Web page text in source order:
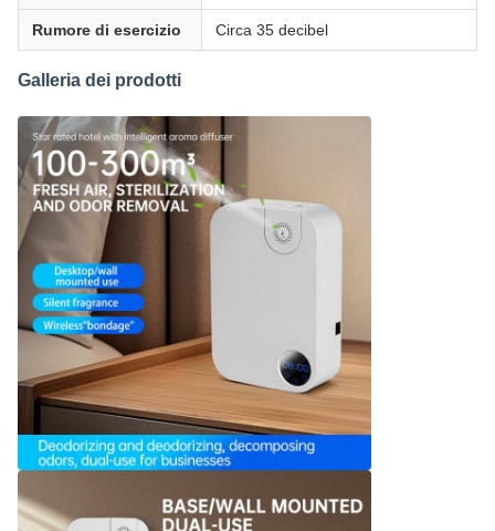
Rumore di esercizio Circa 35 decibel
Galleria dei prodotti